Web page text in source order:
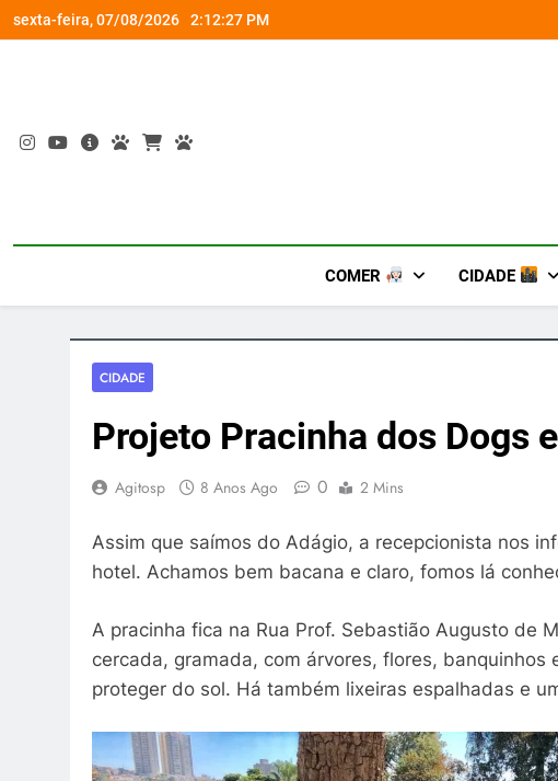
Skip
to
sexta-feira, 07/08/2026 2:12:28 PM
ao diabetes
COMER CIDADE
CIDADE
Projeto Pracinha dos Dogs
Agitosp 8 Anos Ago 0 2 Mins
Assim que saímos do Adágio, a recepcionista nos
hotel. Achamos bem bacana e claro, fomos lá
A pracinha fica na Rua Prof. Sebastião Augusto de
cercada, gramada, com árvores, flores, banquinhos
proteger do sol. Há também lixeiras espalhadas e